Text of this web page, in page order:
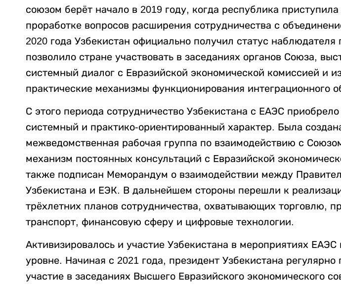
союзом берёт начало в 2019 году, когда республика
проработке вопросов расширения сотрудничества с
2020 года Узбекистан официально получил статус
позволило стране участвовать в заседаниях органов Союза,
системный диалог с Евразийской экономической комиссией и
практические механизмы функционирования интеграционного
С этого периода сотрудничество Узбекистана с ЕАЭС
системный и практико-ориентированный характер. Была
межведомственная рабочая группа по взаимодействию с
механизм постоянных консультаций с Евразийской
также подписан Меморандум о взаимодействии между
Узбекистана и ЕЭК. В дальнейшем стороны перешли к
трёхлетних планов сотрудничества, охватывающих торговлю,
транспорт, финансовую сферу и цифровые технологии.
Активизировалось и участие Узбекистана в мероприятиях
уровне. Начиная с 2021 года, президент Узбекистана регулярно
участие в заседаниях Высшего Евразийского экономического